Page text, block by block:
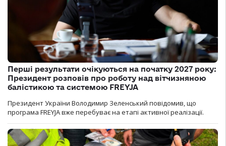
Перші результати очікуються на початку 2027 року:
Президент розповів про роботу над вітчизняною
балістикою та системою FREYJA
Президент України Володимир Зеленський повідомив, що
програма FREYJA вже перебуває на етапі активної реалізації.